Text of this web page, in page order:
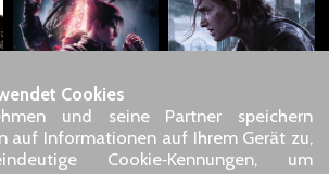
Cookies
und seine Partner speichern
auf Informationen auf Ihrem Gerät zu,
Cookie‑Kennungen, um